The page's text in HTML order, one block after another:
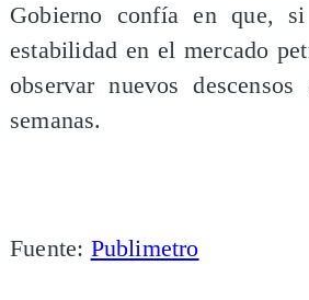
Gobierno confía en que,
estabilidad en el mercado
observar nuevos
semanas.
Fuente: Publimetro